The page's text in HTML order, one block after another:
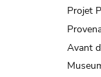
Projet
Avant